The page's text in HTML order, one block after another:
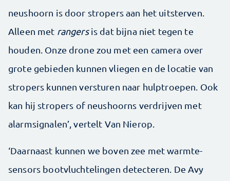
neushoorn is door stropers aan het uitsterven.
Alleen met rangersis dat bijna niet tegen te
houden. Onze drone zou met een camera over
grote gebieden kunnen vliegen en de locatie van
stropers kunnen versturen naar hulptroepen. Ook
kan hij stropers of neushoorns verdrijven met
alarmsignalen’, vertelt Van Nierop.
‘Daarnaast kunnen we boven zee met warmte­
sensors bootvluchtelingen detecteren. De Avy